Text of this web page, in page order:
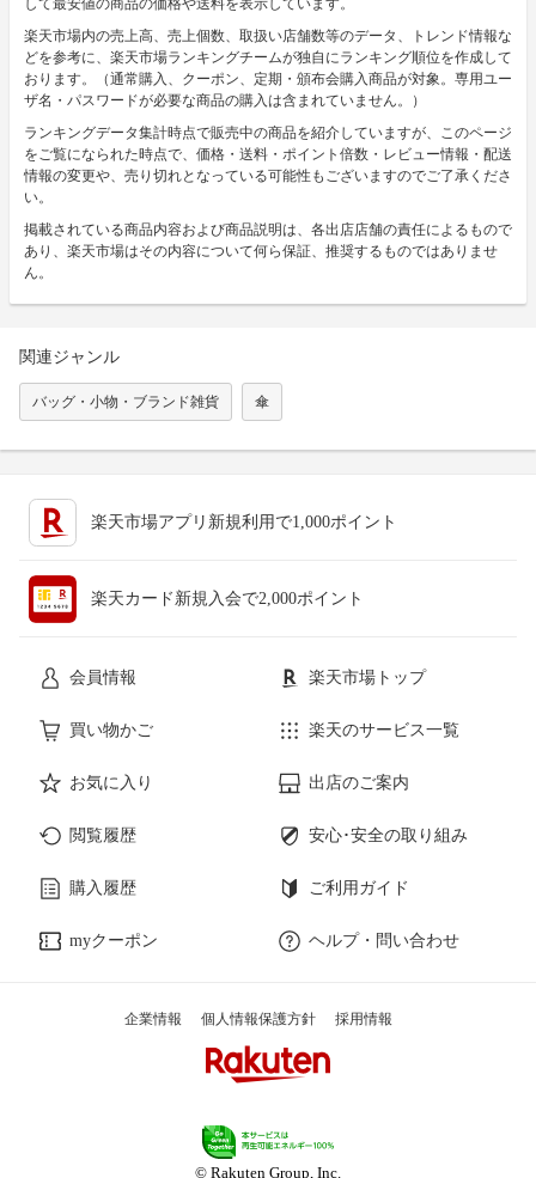
楽天市場内の売上高、売上個数、取扱い店舗数等のデータ、トレンド情報な
どを参考に、楽天市場ランキングチームが独自にランキング順位を作成して
おります。（通常購入、クーポン、定期・頒布会購入商品が対象。専用ユー
ザ名・パスワードが必要な商品の購入は含まれていません。）
ランキングデータ集計時点で販売中の商品を紹介していますが、このページ
をご覧になられた時点で、価格・送料・ポイント倍数・レビュー情報・配送
情報の変更や、売り切れとなっている可能性もございますのでご了承くださ
い。
掲載されている商品内容および商品説明は、各出店店舗の責任によるもので
あり、楽天市場はその内容について何ら保証、推奨するものではありませ
ん。
関連ジャンル
バッグ・小物・ブランド雑貨 傘
楽天市場アプリ新規利用で1,000ポイント
楽天カード新規入会で2,000ポイント
会員情報 楽天市場トップ
買い物かご 楽天のサービス一覧
お気に入り 出店のご案内
閲覧履歴 安心･安全の取り組み
購入履歴 ご利用ガイド
myクーポン ヘルプ・問い合わせ
企業情報 個人情報保護方針 採用情報
© Rakuten Group, Inc.